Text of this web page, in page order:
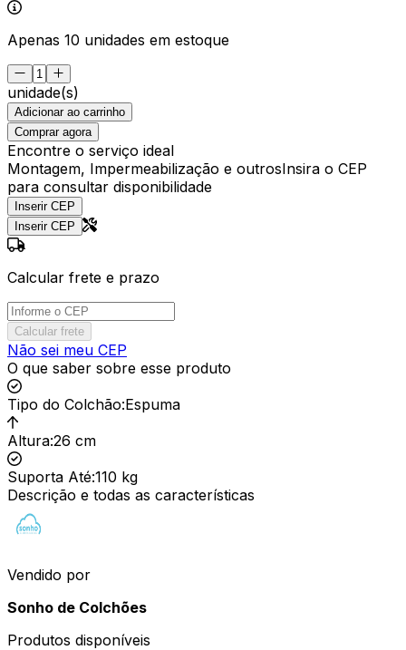
Apenas 10 unidades em estoque
unidade(s)
Adicionar ao carrinho
Comprar agora
Encontre o serviço ideal
Montagem, Impermeabilização e outrosInsira o CEP
para consultar disponibilidade
Inserir CEP
Inserir CEP
Calcular frete e prazo
Calcular frete
Não sei meu CEP
O que saber sobre esse produto
Tipo do Colchão:Espuma
Altura:26 cm
Suporta Até:110 kg
Descrição e todas as características
Vendido por
Sonho de Colchões
Produtos disponíveis